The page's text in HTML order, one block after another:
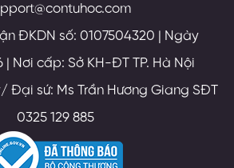
ĐKDN số: 0107504320 | Ngày
| Nơi cấp: Sở KH-ĐT TP. Hà Nội
Đại sứ: Ms Trần Hương Giang SĐT
0325 129 885